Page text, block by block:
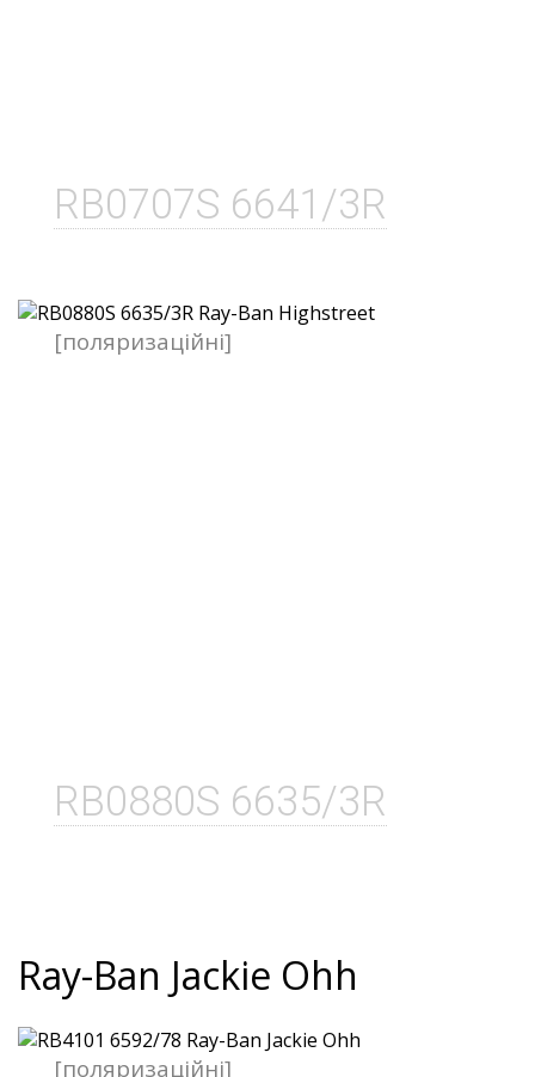
RB0707S 6641/3R
RB0880S 6635/3R
[поляризаційні]
Ray-Ban Jackie Ohh
[поляризаційні]